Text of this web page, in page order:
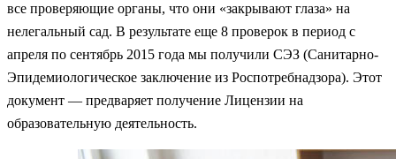
все проверяющие органы, что они «закрывают глаза» на
нелегальный сад. В результате еще 8 проверок в период с
апреля по сентябрь 2015 года мы получили СЭЗ (Санитарно-
Эпидемиологическое заключение из Роспотребнадзора). Этот
документ — предваряет получение Лицензии на
образовательную деятельность.